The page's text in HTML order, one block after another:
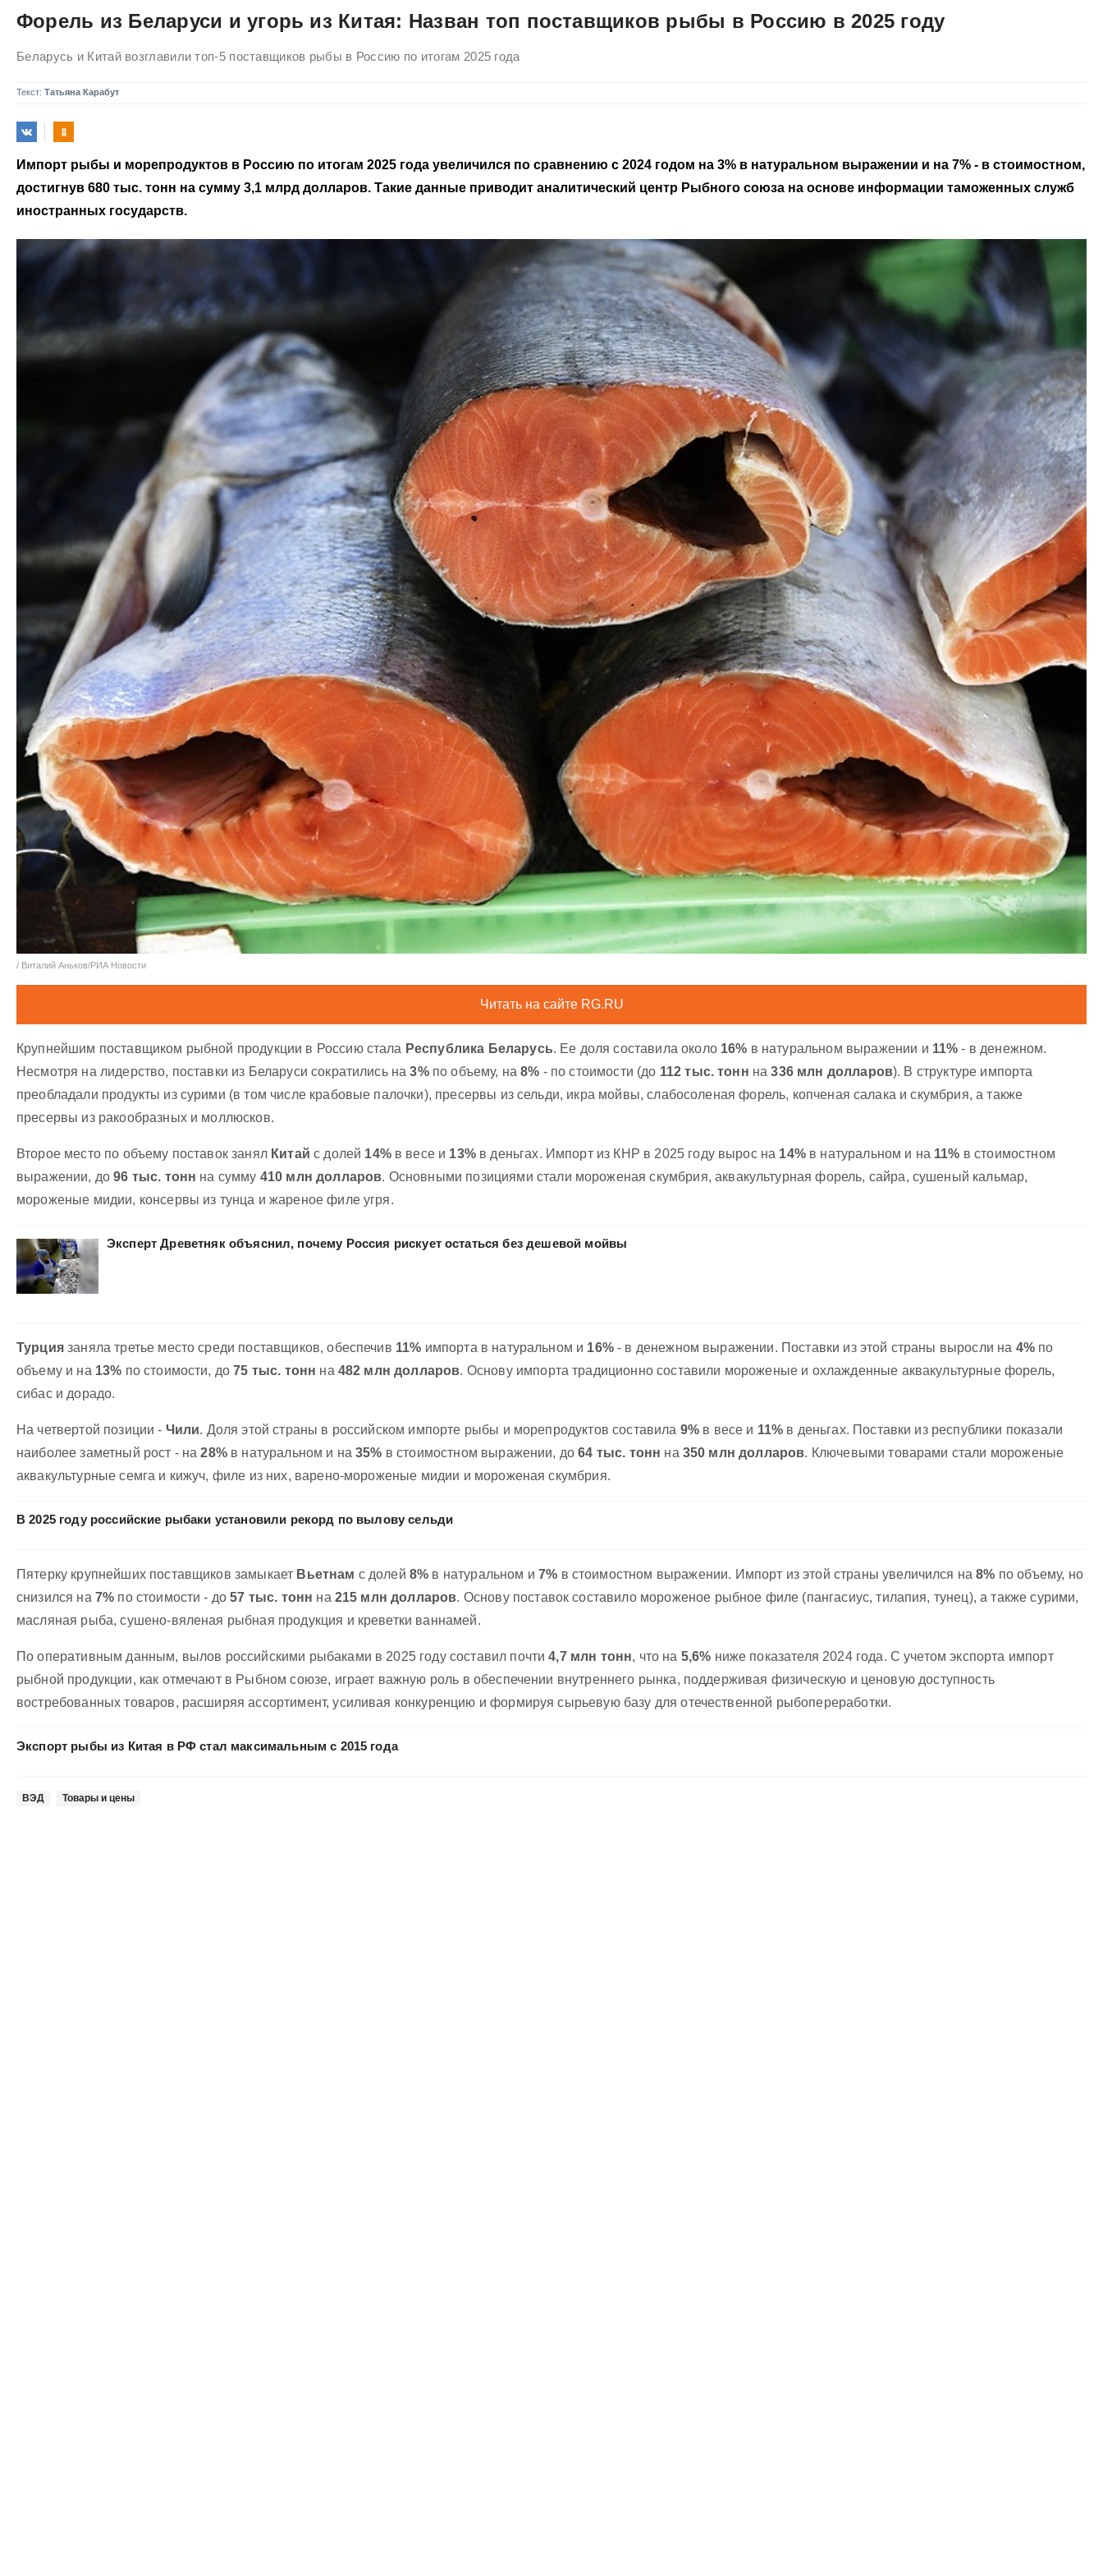
Форель из Беларуси и угорь из Китая: Назван топ поставщиков рыбы в Россию в 2025 году
Беларусь и Китай возглавили топ-5 поставщиков рыбы в Россию по итогам 2025 года
Текст: Татьяна Карабут
Импорт рыбы и морепродуктов в Россию по итогам 2025 года увеличился по сравнению с 2024 годом на 3% в натуральном выражении и на 7% - в стоимостном,
достигнув 680 тыс. тонн на сумму 3,1 млрд долларов. Такие данные приводит аналитический центр Рыбного союза на основе информации таможенных служб
иностранных государств.
/ Виталий Аньков/РИА Новости
Читать на сайте RG.RU
Крупнейшим поставщиком рыбной продукции в Россию стала Республика Беларусь. Ее доля составила около 16% в натуральном выражении и 11% - в денежном.
Несмотря на лидерство, поставки из Беларуси сократились на3%по объему, на8% - по стоимости (до 112 тыс. тонн на336 млн долларов). В структуре импорта
преобладали продукты из сурими (в том числе крабовые палочки), пресервы из сельди, икра мойвы, слабосоленая форель, копченая салака и скумбрия, а также
пресервы из ракообразных и моллюсков.
Второе место по объему поставок занял Китай с долей 14%в весе и 13%в деньгах. Импорт из КНР в 2025 году вырос на 14%в натуральном и на 11% в стоимостном
выражении, до96 тыс. тонн на сумму 410 млн долларов. Основными позициями стали мороженая скумбрия, аквакультурная форель, сайра, сушеный кальмар,
мороженые мидии, консервы из тунца и жареное филе угря.
Эксперт Древетняк объяснил, почему Россия рискует остаться без дешевой мойвы
Турциязаняла третье место среди поставщиков, обеспечив 11% импорта в натуральном и 16%- в денежном выражении. Поставки из этой страны выросли на 4%по
объему и на 13% по стоимости, до75 тыс. тонн на 482 млн долларов. Основу импорта традиционно составили мороженые и охлажденные аквакультурные форель,
сибас и дорадо.
На четвертой позиции - Чили. Доля этой страны в российском импорте рыбы и морепродуктов составила 9% в весе и 11% в деньгах. Поставки из республики показали
наиболее заметный рост - на28%в натуральном и на35% в стоимостном выражении, до64 тыс. тонн на 350 млн долларов. Ключевыми товарами стали мороженые
аквакультурные семга и кижуч, филе из них, варено-мороженые мидии и мороженая скумбрия.
В 2025 году российские рыбаки установили рекорд по вылову сельди
Пятерку крупнейших поставщиков замыкает Вьетнам с долей 8% в натуральном и7% в стоимостном выражении. Импорт из этой страны увеличился на8% по объему, но
снизился на 7% по стоимости - до57 тыс. тонн на 215 млн долларов. Основу поставок составило мороженое рыбное филе (пангасиус, тилапия, тунец), а также сурими,
масляная рыба, сушено-вяленая рыбная продукция и креветки ваннамей.
По оперативным данным, вылов российскими рыбаками в 2025 году составил почти4,7 млн тонн, что на 5,6% ниже показателя 2024 года. С учетом экспорта импорт
рыбной продукции, как отмечают в Рыбном союзе, играет важную роль в обеспечении внутреннего рынка, поддерживая физическую и ценовую доступность
востребованных товаров, расширяя ассортимент, усиливая конкуренцию и формируя сырьевую базу для отечественной рыбопереработки.
Экспорт рыбы из Китая в РФ стал максимальным с 2015 года
ВЭД Товары и цены